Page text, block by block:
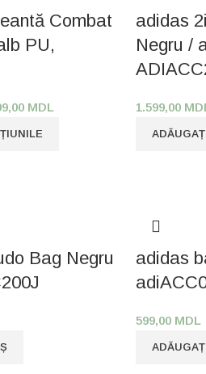
Combat
PU,
MDL
adidas
Negru /
1.599,00
Bag Negru
adidas
599,00 MDL